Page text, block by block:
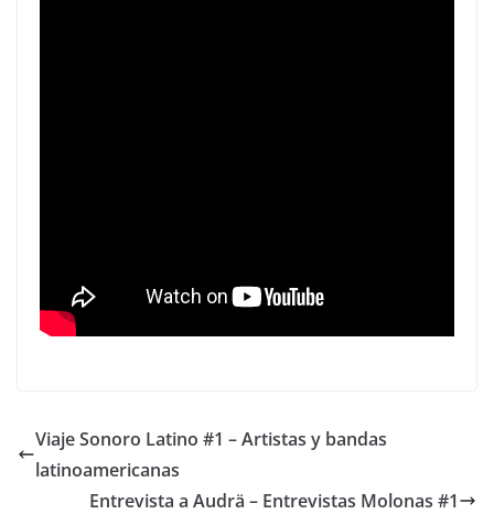
Viaje Sonoro Latino #1 – Artistas y bandas
latinoamericanas
Entrevista a Audrä – Entrevistas Molonas #1